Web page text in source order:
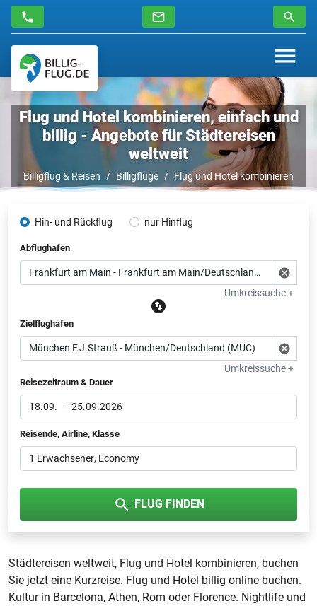
Flug und Hotel kombinieren, einfach und
billig - Angebote für Städtereisen
weltweit
Billigflug & Reisen Billigflüge Flug und Hotel kombinieren
Hin- und Rückflug nur Hinflug
Abflughafen
Umkreissuche +
Zielflughafen
Umkreissuche +
Reisezeitraum & Dauer
18.09. - 25.09.2026
Reisende, Airline, Klasse
1 Erwachsener, Economy
FLUG FINDEN
Städtereisen weltweit, Flug und Hotel kombinieren, buchen
Sie jetzt eine Kurzreise. Flug und Hotel billig online buchen.
Kultur in Barcelona, Athen, Rom oder Florence. Nightlife und